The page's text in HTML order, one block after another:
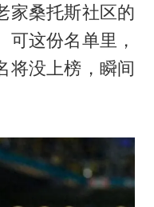
家桑托斯社区的
这份名单里，
将没上榜，瞬间